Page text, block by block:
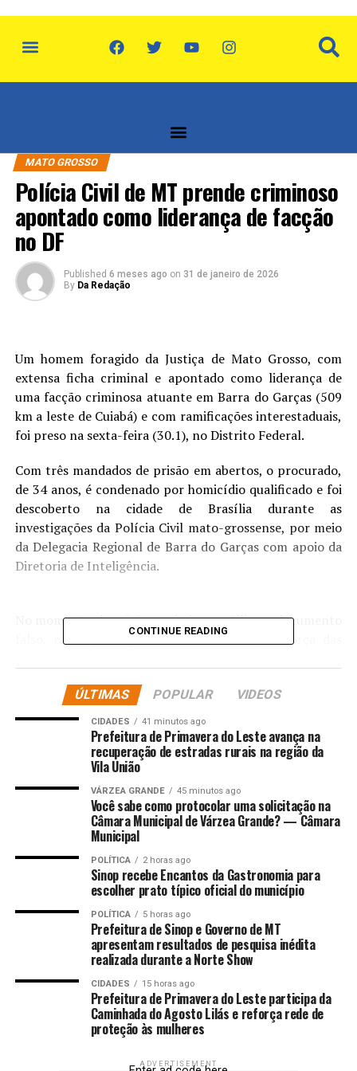
MATO GROSSO
Polícia Civil de MT prende criminoso
apontado como liderança de facção
no DF
Published 6 meses ago on 31 de janeiro de 2026
By Da Redação
Um homem foragido da Justiça de Mato Grosso, com
extensa ficha criminal e apontado como liderança de
uma facção criminosa atuante em Barra do Garças (509
km a leste de Cuiabá) e com ramificações interestaduais,
foi preso na sexta-feira (30.1), no Distrito Federal.
Com três mandados de prisão em abertos, o procurado,
de 34 anos, é condenado por homicídio qualificado e foi
descoberto na cidade de Brasília durante as
investigações da Polícia Civil mato-grossense, por meio
da Delegacia Regional de Barra do Garças com apoio da
Diretoria de Inteligência.
No momento da prisão o criminoso utilizava documento
falso, razão pela qual, além da prisão por força das
Crime Organizado (Draco) do Distrito Federal,
Ministério Público e Poder Judiciário do Estado de Mato
Histórico Criminal
As diligências da Polícia Civil de Mato Grosso,
apontaram que o suspeito exercia função estratégica
dentro da facção sendo responsável por autorizar e
coordenar ordens violentas, inclusive crimes contra a
vida.
Entre os crimes, está um homicídio ocorrido em agosto
de 2020, contra Adrian Rodrigues do Nascimento, de 36
anos, cuja autoria e circunstâncias foram esclarecidas
após investigação técnica e qualificada.
Esse assassinato foi praticado no contexto de execução
CONTINUE READING
ÚLTIMAS POPULAR VIDEOS
CIDADES 41 minutos ago
Prefeitura de Primavera do Leste avança na
recuperação de estradas rurais na região da
Vila União
VÁRZEA GRANDE 45 minutos ago
Você sabe como protocolar uma solicitação na
Câmara Municipal de Várzea Grande? — Câmara
Municipal
POLÍTICA 2 horas ago
Sinop recebe Encantos da Gastronomia para
escolher prato típico oficial do município
POLÍTICA 5 horas ago
Prefeitura de Sinop e Governo de MT
apresentam resultados de pesquisa inédita
realizada durante a Norte Show
CIDADES 15 horas ago
Prefeitura de Primavera do Leste participa da
Caminhada do Agosto Lilás e reforça rede de
proteção às mulheres
ADVERTISEMENT